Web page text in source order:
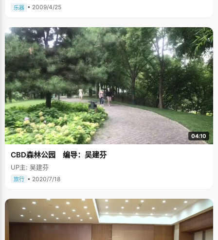
乐器 • 2009/4/25
04:10
CBD森林公园 编导：吴建芬
UP主: 吴建芬
旅行 • 2020/7/18